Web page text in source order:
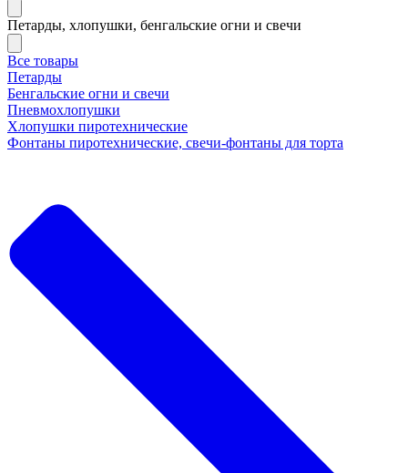
Петарды, хлопушки, бенгальские огни и свечи
Все товары
Петарды
Бенгальские огни и свечи
Пневмохлопушки
Хлопушки пиротехнические
Фонтаны пиротехнические, свечи-фонтаны для торта